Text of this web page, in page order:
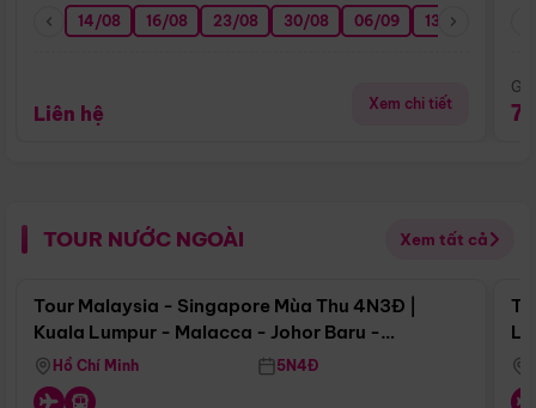
14/08 16/08 23/08 30/08 06/09 13/09
Liên hệ Xem chi tiết
TOUR NƯỚC NGOÀI Xem tất cả
Điểm nổi bật
Tour Malaysia - Singapore Mùa Thu 4N3Đ |
Kuala Lumpur - Malacca - Johor Baru -
Singapore
Hồ Chí Minh 5N4Đ